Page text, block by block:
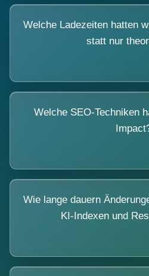
Welche Ladezeiten hatten
statt nur
Welche SEO-Techniken
Wie lange dauern
KI-Indexen und